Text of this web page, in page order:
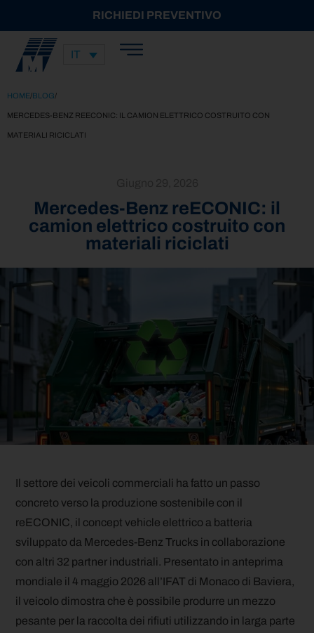
RICHIEDI PREVENTIVO
IT
HOME/BLOG/
MERCEDES-BENZ REECONIC: IL CAMION ELETTRICO COSTRUITO CON
MATERIALI RICICLATI
Mercedes-Benz reECONIC: il
camion elettrico costruito con
materiali riciclati
Il settore dei veicoli commerciali ha fatto un passo
concreto verso la produzione sostenibile con il
reECONIC, il concept vehicle elettrico a batteria
sviluppato da Mercedes-Benz Trucks in collaborazione
con altri 32 partner industriali. Presentato in anteprima
mondiale il 4 maggio 2026 all’IFAT di Monaco di Baviera,
il veicolo dimostra che è possibile produrre un mezzo
pesante per la raccolta dei rifiuti utilizzando in larga parte